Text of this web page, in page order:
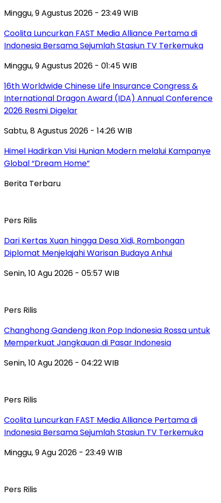
Minggu, 9 Agustus 2026 - 23:49 WIB
Coolita Luncurkan FAST Media Alliance Pertama di
Indonesia Bersama Sejumlah Stasiun TV Terkemuka
Minggu, 9 Agustus 2026 - 01:45 WIB
16th Worldwide Chinese Life Insurance Congress &
International Dragon Award (IDA) Annual Conference
2026 Resmi Digelar
Sabtu, 8 Agustus 2026 - 14:26 WIB
Himel Hadirkan Visi Hunian Modern melalui Kampanye
Global “Dream Home”
Berita Terbaru
Pers Rilis
Dari Kertas Xuan hingga Desa Xidi, Rombongan
Diplomat Menjelajahi Warisan Budaya Anhui
Senin, 10 Agu 2026 - 05:57 WIB
Pers Rilis
Changhong Gandeng Ikon Pop Indonesia Rossa untuk
Memperkuat Jangkauan di Pasar Indonesia
Senin, 10 Agu 2026 - 04:22 WIB
Pers Rilis
Coolita Luncurkan FAST Media Alliance Pertama di
Indonesia Bersama Sejumlah Stasiun TV Terkemuka
Minggu, 9 Agu 2026 - 23:49 WIB
Pers Rilis